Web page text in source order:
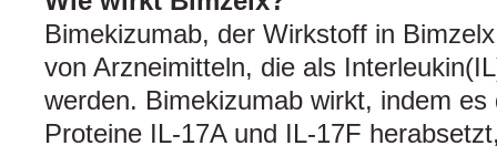
Bimekizumab, der Wirkstoff in
von Arzneimitteln, die als
werden. Bimekizumab wirkt, indem
Proteine IL-17A und IL-17F